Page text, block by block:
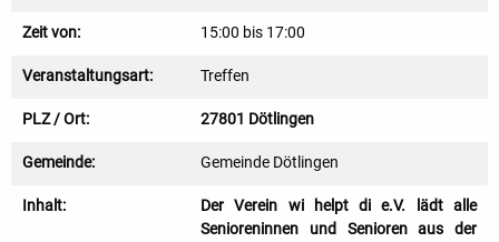
Zeit von: 15:00 bis 17:00
Veranstaltungsart: Treffen
PLZ / Ort: 27801 Dötlingen
Gemeinde: Gemeinde Dötlingen
Inhalt:
Der Verein wi helpt di e.V. lädt alle
Senioreninnen und Senioren aus der